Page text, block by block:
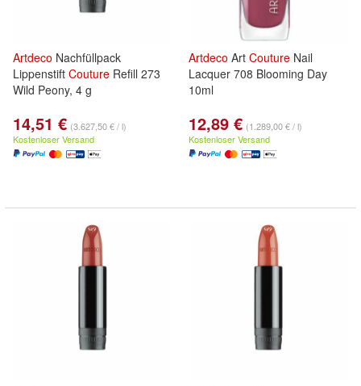
Artdeco Nachfüllpack
Lippenstift Couture Refill 273
Wild Peony, 4 g
14,51 € (3.627,50 € / l)
Kostenloser Versand
Artdeco Art Couture Nail
Lacquer 708 Blooming Day
10ml
12,89 € (1.289,00 € / l)
Kostenloser Versand